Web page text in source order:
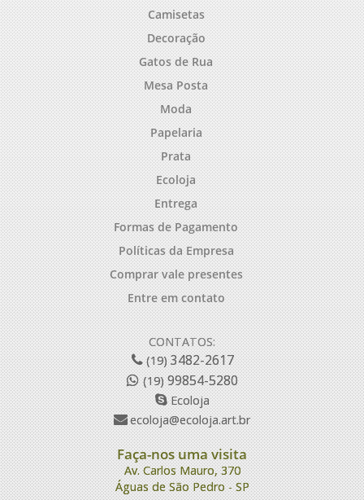
Camisetas
Decoração
Gatos de Rua
Mesa Posta
Moda
Papelaria
Prata
Ecoloja
Entrega
Formas de Pagamento
Políticas da Empresa
Comprar vale presentes
Entre em contato
CONTATOS:
(19)3482-2617
(19)99854-5280
Ecoloja
ecoloja@ecoloja.art.br
Faça-nos uma visita
Av. Carlos Mauro, 370
Águas de São Pedro - SP